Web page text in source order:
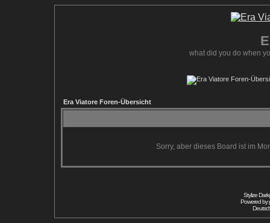
what did you do when
Era Viatore Foren-Übersicht
Sorry, aber dieses Board ist im
Stylize
Powered by